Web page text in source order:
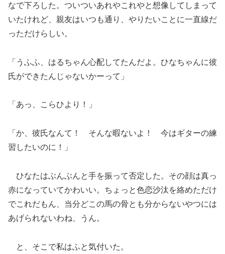
なで下ろした。ついついあれやこれやと想像してしまって
いたけれど、親友はいつも通り、やりたいことに一直線だ
っただけらしい。
「うふふ、はるちゃん心配してたんだよ。ひなちゃんに彼
氏ができたんじゃないかーって」
「あっ、こらひより！」
「か、彼氏なんて！ そんな暇ないよ！ 今はギターの練
習したいのに！」
ひなたはぶんぶんと手を振って否定した。その顔は真っ
赤になっていてかわいい。ちょっと色恋沙汰を絡めただけ
でこれだもん、当分どこの馬の骨とも分からないやつには
あげられないわね、うん。
と、そこで私はふと気付いた。